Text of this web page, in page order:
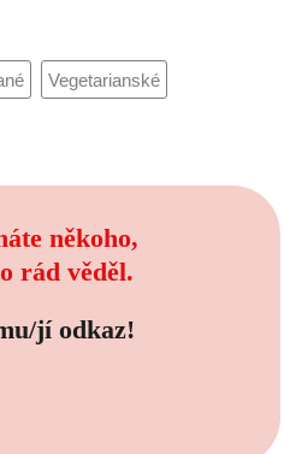
někoho,
rád věděl.
jí odkaz!